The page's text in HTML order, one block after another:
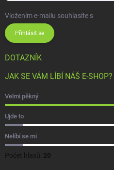
Vložením e-mailu souhlasíte s
Přihlásit se
DOTAZNÍK
JAK SE VÁM LÍBÍ NÁŠ E-SHOP?
Velmi pěkný
Ujde to
Nelíbí se mi
Počet hlasů: 20